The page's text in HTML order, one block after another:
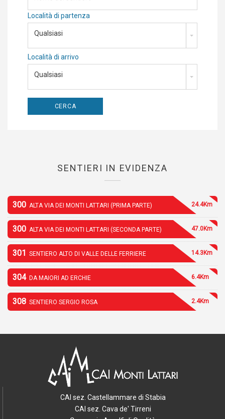
Località di partenza
Qualsiasi
Località di arrivo
Qualsiasi
SENTIERI IN EVIDENZA
300 ALTA VIA DEI MONTI LATTARI (PRIMA PARTE) 24.4Km
300 ALTA VIA DEI MONTI LATTARI (SECONDA PARTE) 47.0Km
301 SENTIERO ALTO DI VALLE DELLE FERRIERE 14.3Km
304 DA MAIORI AD ERCHIE 6.4Km
308 SENTIERO SERGIO ROSA 2.4Km
CAI sez. Castellammare di Stabia
CAI sez. Cava de' Tirreni